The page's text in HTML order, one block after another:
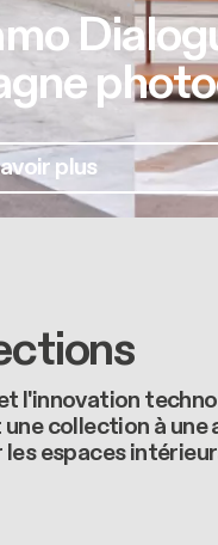
plus
l'innovation
collection à une
espaces